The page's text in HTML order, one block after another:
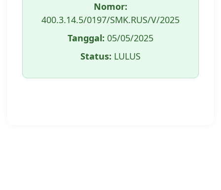
Nomor:
400.3.14.5/0197/SMK.RUS/V/2025
Tanggal: 05/05/2025
Status: LULUS